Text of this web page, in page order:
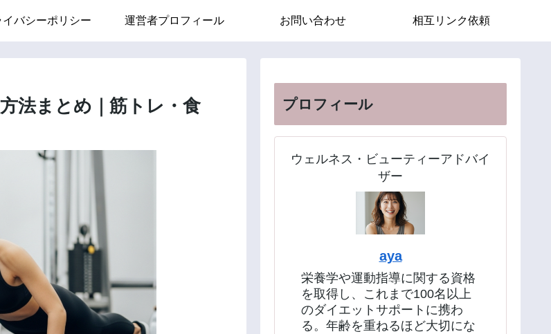
イバシーポリシー 運営者プロフィール お問い合わせ 相互リンク依頼
法まとめ｜筋トレ・食
プロフィール
ウェルネス・ビューティーアドバイ
ザー
aya
栄養学や運動指導に関する資格
を取得し、これまで100名以上
のダイエットサポートに携わ
る。年齢を重ねるほど大切にな